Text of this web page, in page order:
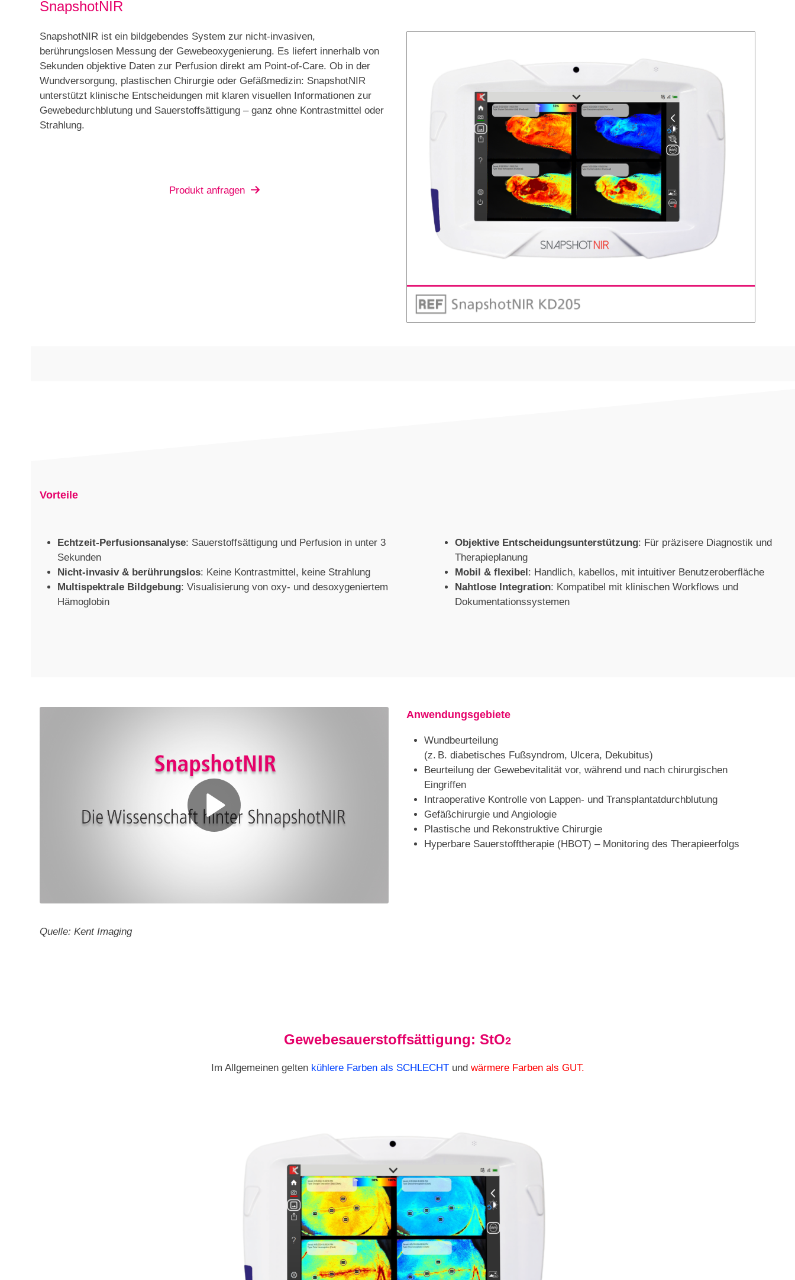
SnapshotNIR
SnapshotNIR ist ein bildgebendes System zur nicht-invasiven,
berührungslosen Messung der Gewebeoxygenierung. Es liefert innerhalb von
Sekunden objektive Daten zur Perfusion direkt am Point-of-Care. Ob in der
Wundversorgung, plastischen Chirurgie oder Gefäßmedizin: SnapshotNIR
unterstützt klinische Entscheidungen mit klaren visuellen Informationen zur
Gewebedurchblutung und Sauerstoffsättigung – ganz ohne Kontrastmittel oder
Strahlung.
Produkt anfragen
Vorteile
Echtzeit-Perfusionsanalyse: Sauerstoffsättigung und Perfusion in unter 3
Sekunden
Nicht-invasiv & berührungslos: Keine Kontrastmittel, keine Strahlung
Multispektrale Bildgebung: Visualisierung von oxy- und desoxygeniertem
Hämoglobin
Objektive Entscheidungsunterstützung: Für präzisere Diagnostik und
Therapieplanung
Mobil & flexibel: Handlich, kabellos, mit intuitiver Benutzeroberfläche
Nahtlose Integration: Kompatibel mit klinischen Workflows und
Dokumentationssystemen
Quelle: Kent Imaging
Anwendungsgebiete
Wundbeurteilung
(z. B. diabetisches Fußsyndrom, Ulcera, Dekubitus)
Beurteilung der Gewebevitalität vor, während und nach chirurgischen
Eingriffen
Intraoperative Kontrolle von Lappen- und Transplantatdurchblutung
Gefäßchirurgie und Angiologie
Plastische und Rekonstruktive Chirurgie
Hyperbare Sauerstofftherapie (HBOT) – Monitoring des Therapieerfolgs
Gewebesauerstoffsättigung: StO2
Im Allgemeinen gelten kühlere Farben als SCHLECHTund wärmere Farben als GUT.